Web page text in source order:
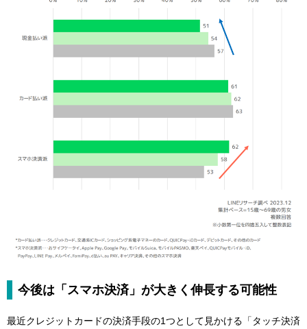
今後は「スマホ決済」が大きく伸長する可能性
最近クレジットカードの決済手段の1つとして見かける「タッチ決済